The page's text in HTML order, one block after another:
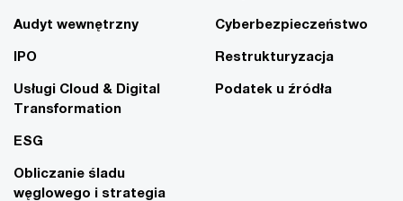
Audyt wewnętrzny
IPO
Usługi Cloud & Digital
Transformation
ESG
Obliczanie śladu
węglowego i strategia
Cyberbezpieczeństwo
Restrukturyzacja
Podatek u źródła